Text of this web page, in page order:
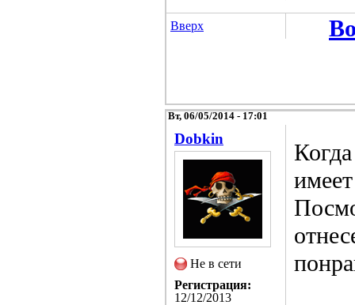
Вверх
Вт, 06/05/2014 - 17:01
Dobkin
Не в сети
Регистрация:
12/12/2013